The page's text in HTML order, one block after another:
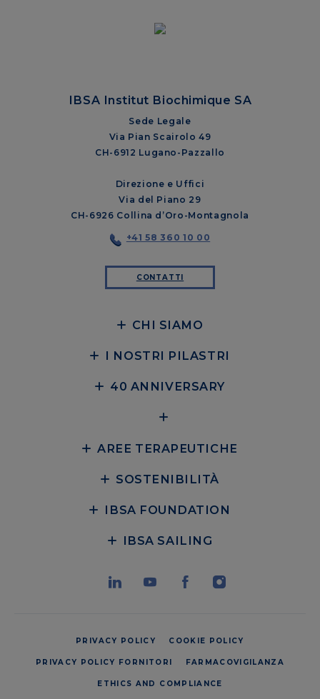
IBSA Institut Biochimique SA
Sede Legale
Via Pian Scairolo 49
CH-6912 Lugano-Pazzallo
Direzione e Uffici
Via del Piano 29
CH-6926 Collina d’Oro-Montagnola
+41 58 360 10 00
CONTATTI
CHI SIAMO
I NOSTRI PILASTRI
40 ANNIVERSARY
AREE TERAPEUTICHE
SOSTENIBILITÀ
IBSA FOUNDATION
IBSA SAILING
PRIVACY POLICY COOKIE POLICY
PRIVACY POLICY FORNITORI FARMACOVIGILANZA
ETHICS AND COMPLIANCE